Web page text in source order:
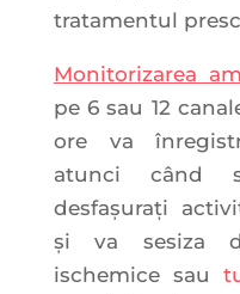
tratamentul
Monitorizarea
pe 6 sau 12
ore va
atunci când
desfașurați
și va sesiza
ischemice sau